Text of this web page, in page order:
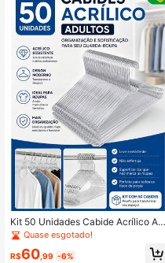
Kit 50 Unidades Cabide Acrílico Ad
ulto + Brinde
Quase esgotado!
R$60 ,99 -6%